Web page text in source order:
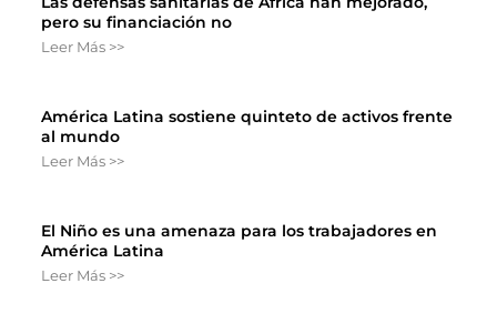
pero su financiación no
Leer Más >>
América Latina sostiene quinteto de activos frente
al mundo
Leer Más >>
El Niño es una amenaza para los trabajadores en
América Latina
Leer Más >>